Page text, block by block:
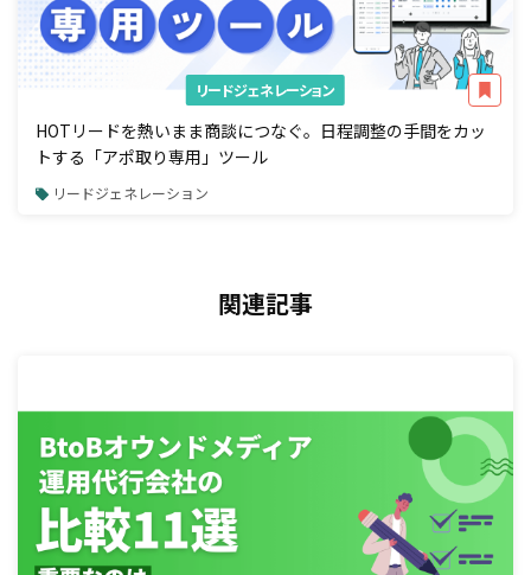
リードジェネレーション
HOTリードを熱いまま商談につなぐ。日程調整の手間をカッ
トする「アポ取り専用」ツール
リードジェネレーション
関連記事